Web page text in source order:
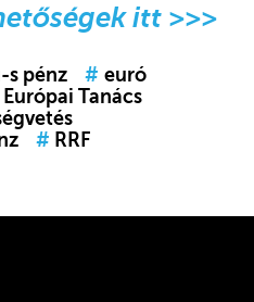
itt >>>
s pénz # euró
Európai Tanács
# RRF